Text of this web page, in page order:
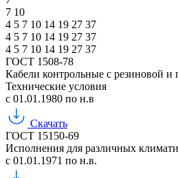
7 10
4 5 7 10 14 19 27 37
4 5 7 10 14 19 27 37
4 5 7 10 14 19 27 37
ГОСТ 1508-78
Кабели контрольные с резиновой и
Технические условия
с 01.01.1980 по н.в
Скачать
ГОСТ 15150-69
Исполнения для различных
с 01.01.1971 по н.в.